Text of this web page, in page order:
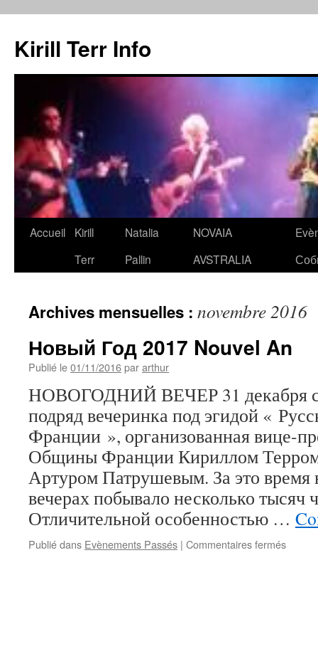
Kirill Terr Info
Aller
Accueil
Kirill
Terr
Natalia
Pallin
NOVAIA
AVSTRALIA
Archives mensuelles : novembre 2016
Новый Год 2017 Nouvel An
Publié le01/11/2016pararthur
НОВОГОДНИЙ ВЕЧЕР 31 декабря с
подряд вечеринка под эгидой «
Франции », организованная вице-
Общины Франции Кириллом Терром
Артуром Патрушевым. За это время
вечерах побывало несколько тысяч
Отличительной особенностью …
Publié dans Evènements Passés | Commentaires ferméssur